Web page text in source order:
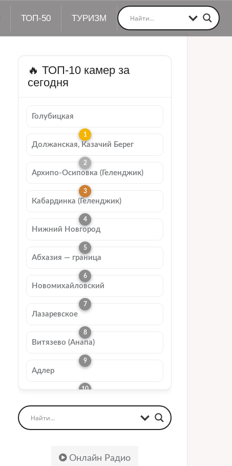
ТОП-50 ТУРИЗМ
🔥 ТОП-10 камер за
сегодня
Голубицкая
Должанская, Казачий Берег
Архипо-Осиповка (Геленджик)
Кабардинка (Геленджик)
Нижний Новгород
Абхазия — граница
Новомихайловский
Лазаревское
Витязево (Анапа)
Адлер
Онлайн Радио